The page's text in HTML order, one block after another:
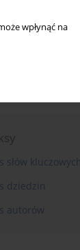
wpłynąć na
diet in adult
and
of nutrition
słów kluczowych
dziedzin
autorów